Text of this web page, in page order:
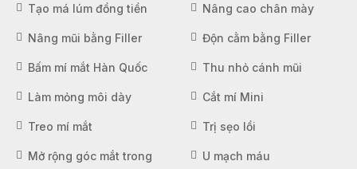
Tạo má lúm đồng tiền Nâng cao chân mày
Nâng mũi bằng Filler Độn cằm bằng Filler
Bấm mí mắt Hàn Quốc Thu nhỏ cánh mũi
Làm mỏng môi dày Cắt mí Mini
Treo mí mắt Trị sẹo lồi
Mở rộng góc mắt trong U mạch máu